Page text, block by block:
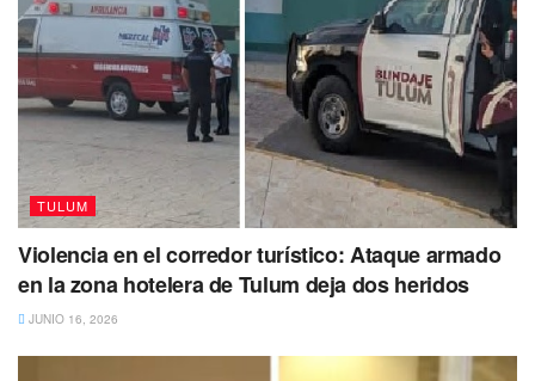
TULUM
Violencia en el corredor turístico: Ataque armado
en la zona hotelera de Tulum deja dos heridos
JUNIO 16, 2026